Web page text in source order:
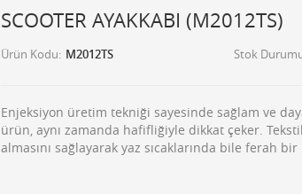
SCOOTER AYAKKABI (M2012TS)
Ürün Kodu M2012TS Stok
Enjeksiyon üretim tekniği sayesinde sağlam ve
ürün, aynı zamanda hafifliğiyle dikkat çeker.
almasını sağlayarak yaz sıcaklarında bile ferah